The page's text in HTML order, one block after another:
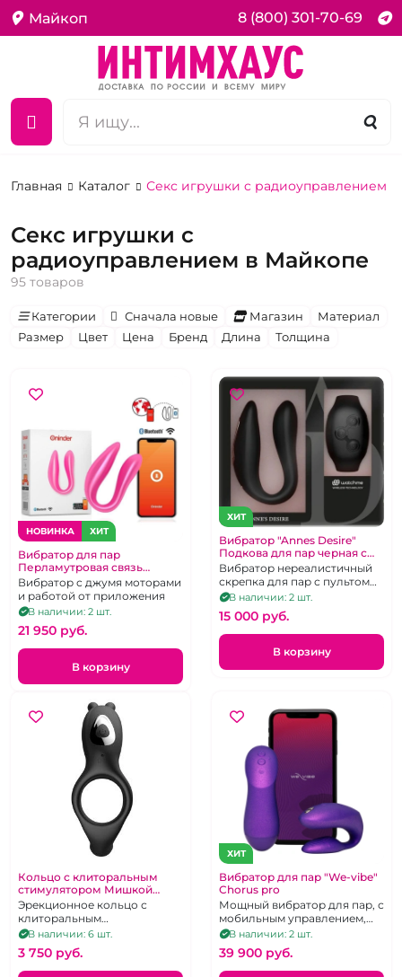
Майкоп 8 (800) 301-70-69
Главная Каталог Секс игрушки c радиоуправлением
Секс игрушки c
радиоуправлением в Майкопе
95 товаров
Категории Сначала новые Магазин
Материал
Размер
Цвет Цена Бренд Длина Толщина
НОВИНКА ХИТ
Вибратор для пар
Перламутровая связь
"Oninder" скрепка розовая
Вибратор с джумя моторами
и работой от приложения
В наличии: 2 шт.
21 950 pуб.
В корзину
ХИТ
Вибратор "Annes Desire"
Подкова для пар черная с
браслетом
Вибратор нереалистичный
скрепка для пар с пультом
управления - наручными
В наличии: 2 шт.
15 000 pуб.
В корзину
Кольцо с клиторальным
стимулятором Мишкой
"Cock ring" черное
Эрекционное кольцо с
клиторальным
стимулятором кролик
В наличии: 6 шт.
3 750 pуб.
ХИТ
Вибратор для пар "We-vibe"
Chorus pro
Мощный вибратор для пар, с
мобильным управлением,
тактильный пульт д.у.
В наличии: 2 шт.
39 900 pуб.